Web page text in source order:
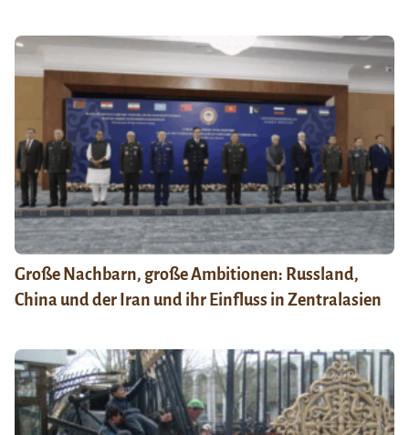
Große Nachbarn, große Ambitionen: Russland,
China und der Iran und ihr Einfluss in Zentralasien